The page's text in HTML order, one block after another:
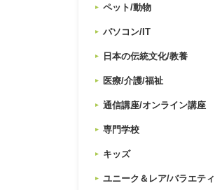
ペット/動物
パソコン/IT
日本の伝統文化/教養
医療/介護/福祉
通信講座/オンライン講座
専門学校
キッズ
ユニーク＆レア/バラエティ